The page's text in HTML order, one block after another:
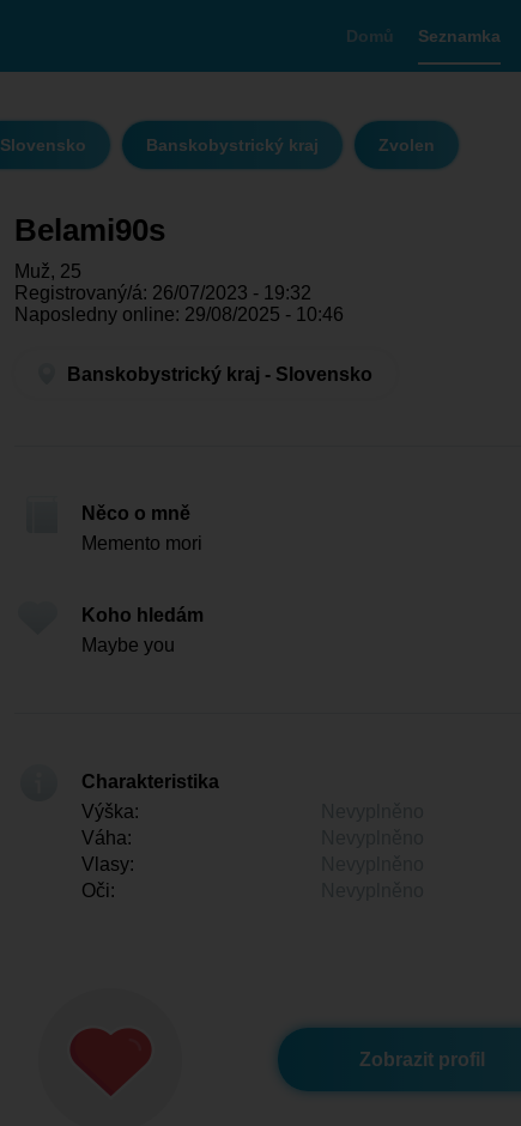
Domů Seznamka
Slovensko Banskobystrický kraj Zvolen
Belami90s
Muž, 25
Registrovaný/á: 26/07/2023 - 19:32
Naposledny online: 29/08/2025 - 10:46
Banskobystrický kraj - Slovensko
Něco o mně
Memento mori
Koho hledám
Maybe you
Charakteristika
Výška:
Váha:
Vlasy:
Oči:
Zobrazit profil